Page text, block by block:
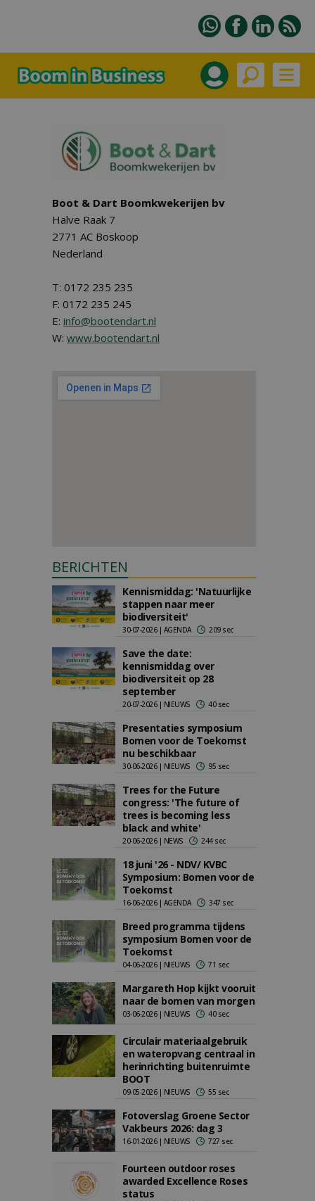
Boot & Dart Boomkwekerijen bv
Halve Raak 7
2771 AC Boskoop
Nederland
T: 0172 235 235
F: 0172 235 245
E: info@bootendart.nl
W: www.bootendart.nl
BERICHTEN
Kennismiddag: 'Natuurlijke
stappen naar meer
biodiversiteit'
30-07-2026 | AGENDA 209 sec
Save the date:
kennismiddag over
biodiversiteit op 28
september
20-07-2026 | NIEUWS 40 sec
Presentaties symposium
Bomen voor de Toekomst
nu beschikbaar
30-06-2026 | NIEUWS 95 sec
Trees for the Future
congress: 'The future of
trees is becoming less
black and white'
20-06-2026 | NEWS 244 sec
18 juni '26 - NDV/ KVBC
Symposium: Bomen voor de
Toekomst
16-06-2026 | AGENDA 347 sec
Breed programma tijdens
symposium Bomen voor de
Toekomst
04-06-2026 | NIEUWS 71 sec
Margareth Hop kijkt vooruit
naar de bomen van morgen
03-06-2026 | NIEUWS 40 sec
Circulair materiaalgebruik
en wateropvang centraal in
herinrichting buitenruimte
BOOT
09-05-2026 | NIEUWS 55 sec
Fotoverslag Groene Sector
Vakbeurs 2026: dag 3
16-01-2026 | NIEUWS 727 sec
Fourteen outdoor roses
awarded Excellence Roses
status